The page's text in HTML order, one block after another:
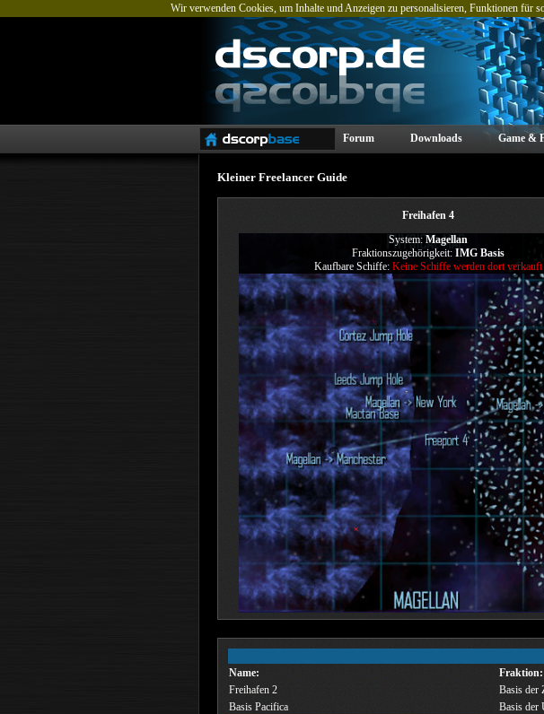
Wir verwenden Cookies, um Inhalte und Anzeigen zu personalisieren, Funktionen für
Forum Downloads Game &
Kleiner Freelancer Guide
Freihafen 4
System: Magellan
Fraktionszugehörigkeit: IMG Basis
Kaufbare Schiffe: Keine Schiffe werden dort verkauft
Name:
Fraktion:
Freihafen 2
Basis der
Basis Pacifica
Basis der